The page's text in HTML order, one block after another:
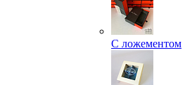
С ложементом